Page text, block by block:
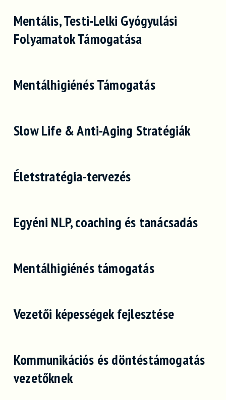
Mentális, Testi-Lelki Gyógyulási
Folyamatok Támogatása
Mentálhigiénés Támogatás
Slow Life & Anti-Aging Stratégiák
Életstratégia-tervezés
Egyéni NLP, coaching és tanácsadás
Mentálhigiénés támogatás
Vezetői képességek fejlesztése
Kommunikációs és döntéstámogatás
vezetőknek